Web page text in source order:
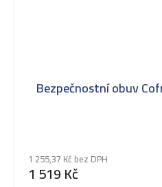
Bezpečnostní obuv
1 255,37 Kč bez DPH
1 519 Kč